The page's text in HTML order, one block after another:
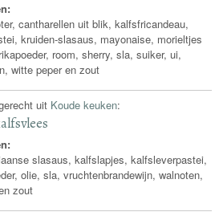
cantharellen uit blik, kalfsfricandeau,
kruiden-slasaus, mayonaise, morieltjes
room, sherry, sla, suiker, ui,
witte peper en zout
uit Koude keuken:
slasaus, kalfslapjes, kalfsleverpastei,
olie, sla, vruchtenbrandewijn, walnoten,
zout